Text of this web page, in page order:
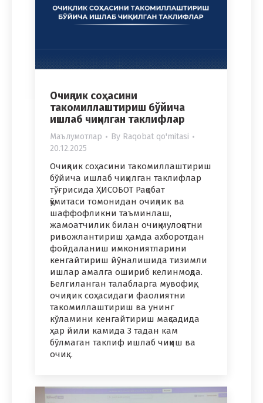
Очиқлик соҳасини
такомиллаштириш бўйича
ишлаб чиқилган таклифлар
Маълумотлар By Raqobat qo'mitasi
20.12.2025
Очиқлик соҳасини такомиллаштириш
бўйича ишлаб чиқилган таклифлар
тўғрисида ҲИСОБОТ Рақобат
қўмитаси томонидан очиқлик ва
шаффофликни таъминлаш,
жамоатчилик билан очиқ мулоқотни
ривожлантириш ҳамда ахборотдан
фойдаланиш имкониятларини
кенгайтириш йўналишида тизимли
ишлар амалга ошириб келинмоқда.
Белгиланган талабларга мувофиқ,
очиқлик соҳасидаги фаолиятни
такомиллаштириш ва унинг
кўламини кенгайтириш мақсадида
ҳар йили камида 3 тадан кам
бўлмаган таклиф ишлаб чиқиш ва
очиқ…